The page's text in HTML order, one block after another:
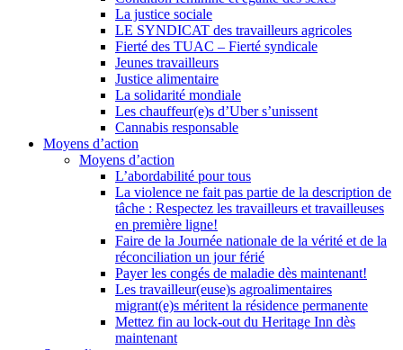
La justice sociale
LE SYNDICAT des travailleurs agricoles
Fierté des TUAC – Fierté syndicale
Jeunes travailleurs
Justice alimentaire
La solidarité mondiale
Les chauffeur(e)s d’Uber s’unissent
Cannabis responsable
Moyens d’action
Moyens d’action
L’abordabilité pour tous
La violence ne fait pas partie de la description de
tâche : Respectez les travailleurs et travailleuses
en première ligne!
Faire de la Journée nationale de la vérité et de la
réconciliation un jour férié
Payer les congés de maladie dès maintenant!
Les travailleur(euse)s agroalimentaires
migrant(e)s méritent la résidence permanente
Mettez fin au lock-out du Heritage Inn dès
maintenant